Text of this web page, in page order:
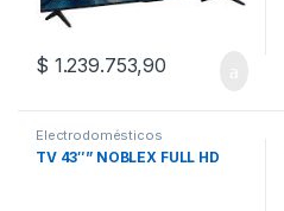
$ 1.239.753,90
Electrodomésticos
TV 43″” NOBLEX FULL HD